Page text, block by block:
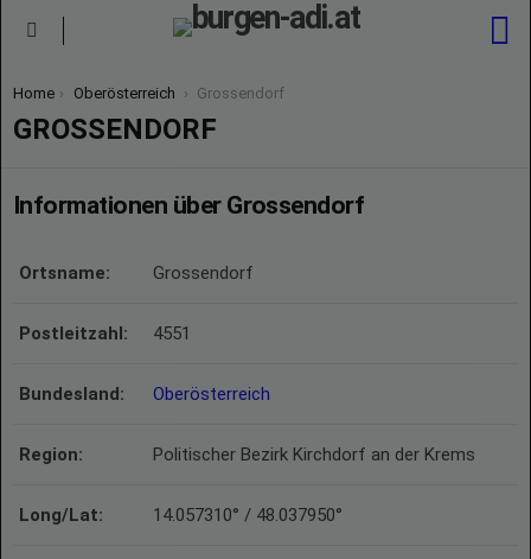
You are here:
Home Oberösterreich Grossendorf
GROSSENDORF
Informationen über Grossendorf
Ortsname: Grossendorf
Postleitzahl: 4551
Bundesland: Oberösterreich
Region: Politischer Bezirk Kirchdorf an der Krems
Long/Lat: 14.057310° / 48.037950°